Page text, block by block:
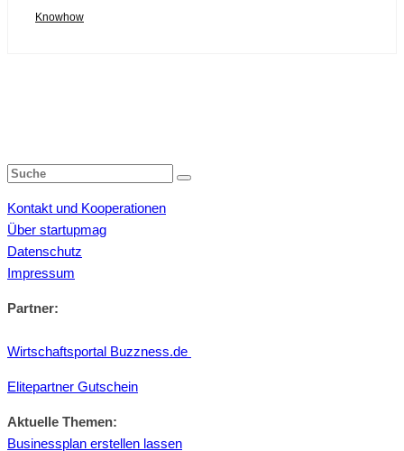
Knowhow
Kontakt und Kooperationen
Über startupmag
Datenschutz
Impressum
Partner:
Wirtschaftsportal Buzzness.de
Elitepartner Gutschein
Aktuelle Themen:
Businessplan erstellen lassen